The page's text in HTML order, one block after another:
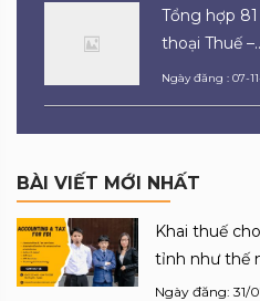
Tổng hợp
thoại Thuế
Ngày đăng : 07-
BÀI VIẾT MỚI NHẤT
Khai thuế
tỉnh như thế
Ngày đăng: 31/